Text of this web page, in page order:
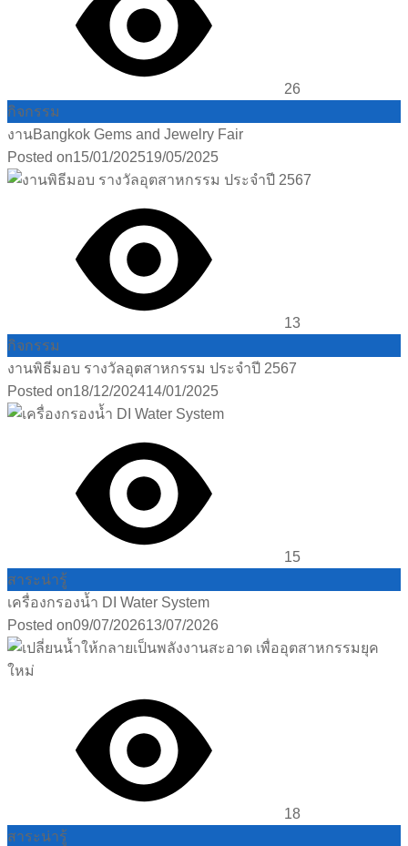
26
กิจกรรม
งานBangkok Gems and Jewelry Fair
Posted on15/01/202519/05/2025
13
กิจกรรม
งานพิธีมอบ รางวัลอุตสาหกรรม ประจำปี 2567
Posted on18/12/202414/01/2025
15
สาระน่ารู้
เครื่องกรองน้ำ DI Water System
Posted on09/07/202613/07/2026
18
สาระน่ารู้